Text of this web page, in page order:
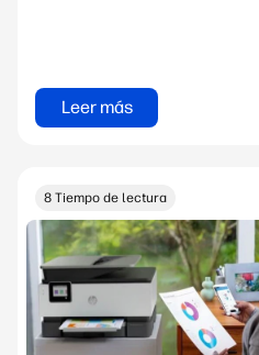
Leer más
8 Tiempo de lectura